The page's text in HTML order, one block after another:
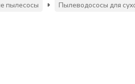
пылесосы Пылеводососы для